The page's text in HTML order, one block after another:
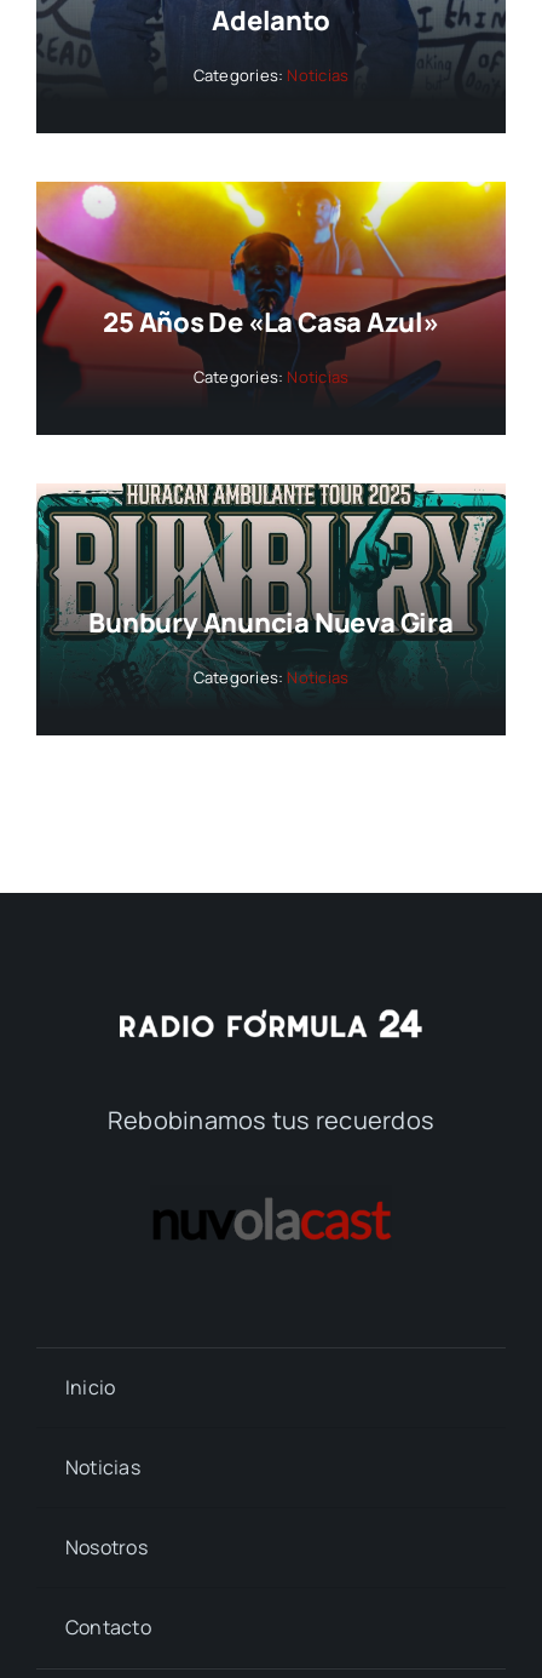
Adelanto
Categories: Noticias
25 Años De «La Casa Azul»
Categories: Noticias
Bunbury Anuncia Nueva Gira
Categories: Noticias
Rebobinamos tus recuerdos
Inicio
Noticias
Nosotros
Contacto